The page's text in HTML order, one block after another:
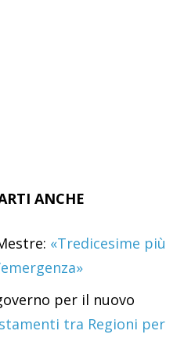
ANCHE
«Tredicesime più
per il nuovo
tra Regioni per